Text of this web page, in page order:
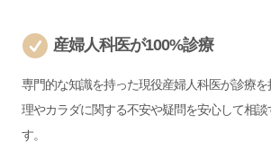
産婦人科医が100%診療
専門的な知識を持った現役産婦人科医が診療
理やカラダに関する不安や疑問を安心して相談
す。